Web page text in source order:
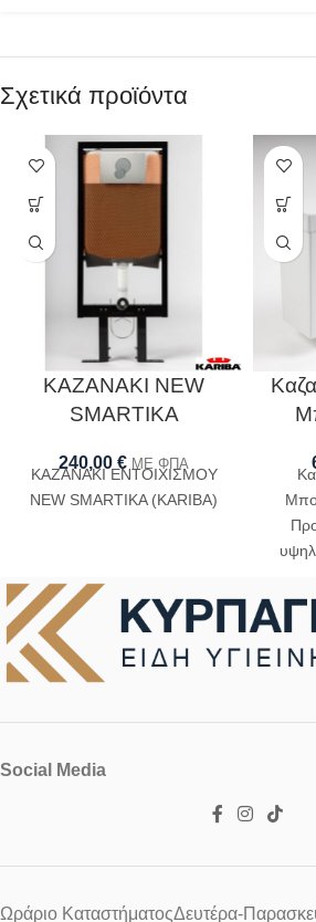
Σχετικά προϊόντα
ΚΑΖΑΝΑΚΙ NEW
SMARTIKA
240,00 € ΜΕ ΦΠΑ
ΚΑΖΑΝΑΚΙ ΕΝΤΟΙΧΙΣΜΟΥ
NEW SMARTIKA (KARIBA)
Social Media
Ωράριο ΚαταστήματοςΔευτέρα-